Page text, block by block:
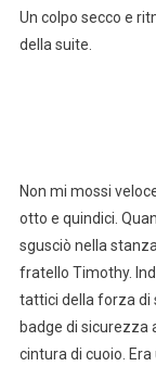
Un colpo secco e
della suite.
Non mi mossi
otto e quindici.
sgusciò nella
fratello Timothy.
tattici della forza di
badge di sicurezza
cintura di cuoio.